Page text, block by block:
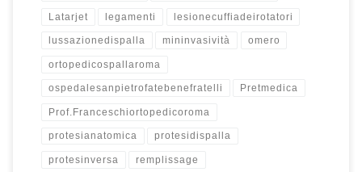
Latarjet legamenti lesionecuffiadeirotatori
lussazionedispalla mininvasività omero
ortopedicospallaroma
ospedalesanpietrofatebenefratelli Pretmedica
Prof.Franceschiortopedicoroma
protesianatomica protesidispalla
protesinversa remplissage